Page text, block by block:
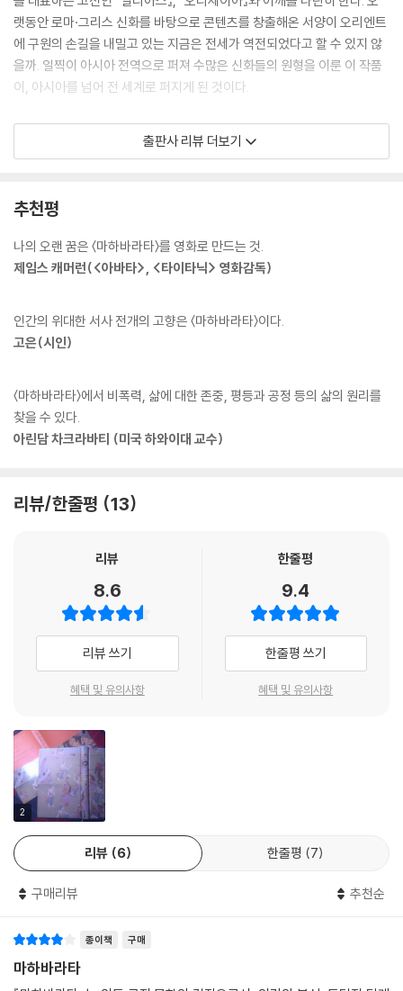
구별은 사라질 거예요. 운명을 믿는 사람과 그런 믿음도 없이 무작정 사는
사람은 똑같이 최악의 인간들이에요. 자신의 지위에 합당한 행동을 하는
사람만이 칭찬할 가치가 있죠. 인간은 자신의 행동 방침을 결정하고, 지성
을 도구로 사용하여 그것을 실행해야 돼요. 지금 우리의 비참한 처지는 당
신이 행동해야만 개선될 수 있어요. 당신이 의지와 지성을 갖고 있다면, 그
국입니다. 그들이 받아야 할 정당한 몫이죠. 그들에게 제 몫을 가지도록 하
는 것이 옳습니다. 어떤 전쟁도 필요 없습니다.”
“사쿠니가 유디스티라의 동의를 얻어 두르요다나 대신 주사위 노름을 해
서 승리했고, 유디스티라는 노름에 졌기 때문에 약속대로 추방당한 것입니
습니다.”
-195쪽 중에서
“이 모든 충돌이 과연 가치가 있는 것일까? 우리는 어떤 희생을 치르더라
도 전쟁을 피해야 해. 특히 우리가 승리를 확신할 때는 더욱 그렇다. 어쨌든
그들은 우리 친척이야. 우리는 카우라바들과 평화롭게 살 수 있는 길을 찾
-211쪽 중에서
르요다나는 17개 군단을 상·중·하의 3등급으로 분류했다. 그는 군단에 대
한 지휘를 크리파와 드로나, 살야, 두사사나와 그밖의 전사들에게 맡겼다.
총사령관은 예상대로 비슈마가 맡았다.
-230쪽 중에서
날마다 한쪽은 기뻐 날뛰고 다른 쪽은 절망에 빠졌다. 희망과 절망의 시소
게임이었다. 판다바들은 손실을 계산하면서 때로는 절망을 느꼈지만, 항상
담할 만큼 많은 병사와 말과 지휘관을 잃었고, 땅은 피로 물들었다.
-234쪽 중에서
“이제 당신은 세상을 정복하고 왕이 되었는데, 승리가 기쁘십니까?”
(중략) “승리라고요! 나는 승리를 얻을 만한 일을 거의 하지 않았습니다.
크리슈나의 성원과 아르주나의 무예와 용맹이 우리에게 승리를 가져다주
었지요. 하지만 저에게 이런 승리는 패배보다 못합니다. 드라우파디가 낳
은 아들들이 모두 죽었습니다.”
없는 인간의 육신을 벗고 신이 되었다. 사람의 몸이 사라지면서 분노와 증
신의 후계자로 삼기까지 하였다. 유디스티라와 판다바 형제들은 쿠루 제국
의 영토를 넓히며 점차 국가 영웅으로 자리매김하고 있었다. 하지만 이것
이 오히려 불화를 가져왔다. 약삭빠른 재상과 아들이 왕의 마음을 쥐고 흔
들었던 것이다. 곧 판다바 형제를 숙청하려는 움직임이 인다. 하지만 판다
바 형제들은 용케도 함정을 피해 달아났고 이후 고행길이 펼쳐진다.
판다바 형제들이 살아 있다는 사실을 알게 된 드리타라슈트라는 자신의 왕
국 반을 판다바 형제에게 선사한다. 이에 판다바 형제는 훌륭하게 왕국을
다나 등의 카우바라 일족은 또다시 판다바 형제들에 대한 질시와 시기를
주사위 노름으로 판다바 형제들의 모든 것을 잃게 하고 그들로 하여금 13
년간의 추방 생활을 하게 한 것이다.
판다바 형제들은 12년의 고행을 마치고 13년째 되는 해부터 미츠야 왕국
에서 익명의 생활을 하기로 한다. 하지만 카우바라 일족은 그들의 이후 행
판다바 형제들은 13년간의 추방 생활을 마치고 드리타라슈트라에게 쿠루
제국 영토의 반을 돌려줄 것을 요청했다. 하지만 두르요다나 등의 반대로
인도로 전쟁에 돌입한다. 이 전쟁은 장장 18일 동안 계속되었고, 양쪽에서
젖을 정도였고 시체는 언덕을 이룰 정도였다. 결국 이 전쟁 또한 카우바라
판다바 형제들은 왕국을 잘 다스렸고 시간이 지나자 차례로 기력이 다하여
쓰러져 죽었다. 마지막으로 유디스티라가 죽어 하늘에 도달하였다. 하지만
그의 형제들이 보이지 않았다. 그의 형제들은 지옥에 빠져 있었던 것이다.
이에 사자(使者)가 이들과 함께 있을 것인지, 그냥 되돌아갈 것인지 물었
시험이었다고 하며 그들 모두가 신이 되게끔 하였다. 이 덕분에 판다바 형
제뿐 아니라 카우바라 일족까지도 모두 분노와 증오에서 해방되어 진정한
평화와 행복을 찾을 수 있었다.
랫동안 로마·그리스 신화를 바탕으로 콘텐츠를 창출해온 서양이 오리엔트
에 구원의 손길을 내밀고 있는 지금은 전세가 역전되었다고 할 수 있지 않
을까. 일찍이 아시아 전역으로 퍼져 수많은 신화들의 원형을 이룬 이 작품
이, 아시아를 넘어 전 세계로 퍼지게 된 것이다.
이 이야기는 인도인의 정신과 신앙, 지식과 지혜, 신화와 전설과 역사, 사
랑과 죽음, 윤리와 형이상학, 우주관이 모두 들어있는 위대한 유산이다. 이
“나는 방대한 시를 지었습니다. 여기에는 베다와 우파니샤드의 비밀과 미
묘함이 드러나 있고, 교의와 생활방식에 대한 묘사, 과거와 현재와 미래의
역사, 네 카스트(계급)에 대한 규정, 고행의 본질, 신참자를 위한 규칙의 요
특별한 목적을 위해 영혼이 육체를 갖추는 문제, 과학과 질병 치료, 순례지
와 강, 산, 숲, 거룩한 성채와 궁전에 대한 묘사, 전쟁 기술, 여러 민족과 그
한 묘사가 포함되어 있습니다.”
그야말로 세상에서 가장 긴 저작답게 세상을 이루는 모든 것들이 들어 있
담겨 있는 백과사전이라 할 만하다. 또한 인도인들이 말하는 “이 세상 모든
제임스 캐머런은 왜 『마하바라타』에서 영화 스토리의 소재를 구했는가?
세계적인 영화 감독 ‘제임스 캐머런’의 〈아바타〉를 설명할 때, ‘3D 혁명’이
니 ‘인문학의 총체’이니 하는 말들을 하곤 한다. 하지만 정작 제임스 캐머런
감독이 그 상상력의 원천을 얻은 대상은 다름 아닌 『마하바라타』이다. 그
는 일찍이 “나의 오랜 꿈은 『마하바라타』를 영화로 만드는 것”이라고 하였
는데, 그 시작이 〈아바타〉인 셈이다.
현대사회에서 고대 신화와 전설은 영화, 애니메이션, 게임, 소설 등으로 널
리 활용되고 있다. 『마하바라타』도 예외는 아닌데, 일본의 유명 애니메이
션 〈포켓몬스터〉의 여러 캐릭터의 특징과 이름이 『마하바라타』에서 비롯
된 것이고 위에서 말했듯이 영화 〈아바타〉는 『마하바라타』에서 영감을 얻
어 제작되었다. 한편 『마하바라타』에는 노아의 방주를 연상시키는 대홍수
이야기가 존재하며, 중국의 고전 〈삼국지〉의 세 주인공과 꼭 닮은 캐릭터가
등장하기도 한다. 또한 세계문화유산인 캄보디아의 앙코르와트 주신전에
있는 수많은 조각상에는 『마하바라타』 이야기가 새겨져 있다.
오랜 시간 동안 사랑받는 이유는 무엇일까? 거기에는 문학적·시적 가치를
비롯한 콘텐츠로서의 ‘가치’, 뚜렷한 성격을 가진 인물들이 열정적으로 말
출판사 리뷰 더보기
추천평
나의 오랜 꿈은 〈마하바라타〉를 영화로 만드는 것.
제임스 캐머런(<아바타>, <타이타닉> 영화감독)
인간의 위대한 서사 전개의 고향은 〈마하바라타〉이다.
고은(시인)
〈마하바라타〉에서 비폭력, 삶에 대한 존중, 평등과 공정 등의 삶의 원리를
찾을 수 있다.
아린담 차크라바티 (미국 하와이대 교수)
리뷰/한줄평 13
리뷰
8.6
리뷰 쓰기
혜택 및 유의사항
한줄평
9.4
한줄평 쓰기
혜택 및 유의사항
2
리뷰 6 한줄평 7
구매리뷰 추천순
종이책 구매
마하바라타